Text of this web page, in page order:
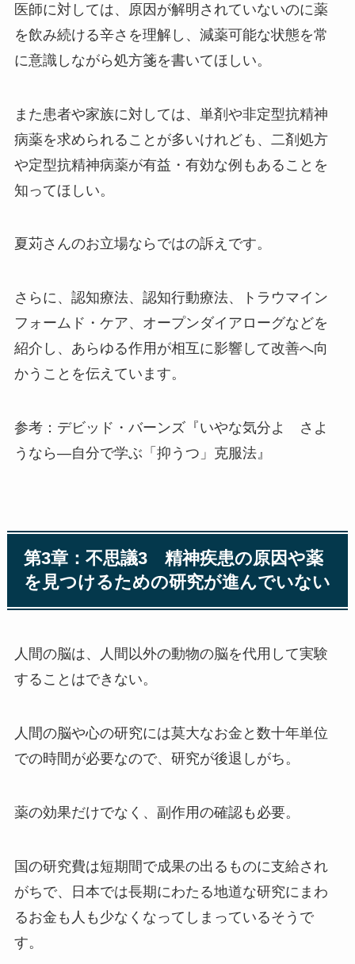
医師に対しては、原因が解明されていないのに薬
を飲み続ける辛さを理解し、減薬可能な状態を常
に意識しながら処方箋を書いてほしい。
また患者や家族に対しては、単剤や非定型抗精神
病薬を求められることが多いけれども、二剤処方
や定型抗精神病薬が有益・有効な例もあることを
知ってほしい。
夏苅さんのお立場ならではの訴えです。
さらに、認知療法、認知行動療法、トラウマイン
フォームド・ケア、オープンダイアローグなどを
紹介し、あらゆる作用が相互に影響して改善へ向
かうことを伝えています。
参考：デビッド・バーンズ『いやな気分よ さよ
うなら―自分で学ぶ「抑うつ」克服法』
第3章：不思議3 精神疾患の原因や薬
を見つけるための研究が進んでいない
人間の脳は、人間以外の動物の脳を代用して実験
することはできない。
人間の脳や心の研究には莫大なお金と数十年単位
での時間が必要なので、研究が後退しがち。
薬の効果だけでなく、副作用の確認も必要。
国の研究費は短期間で成果の出るものに支給され
がちで、日本では長期にわたる地道な研究にまわ
るお金も人も少なくなってしまっているそうで
す。